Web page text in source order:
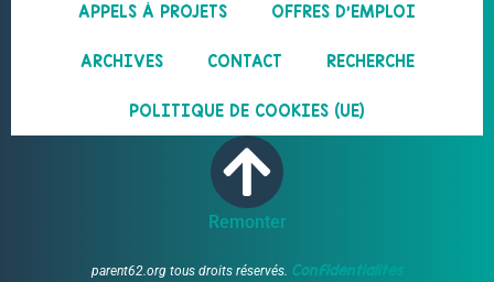
APPELS À PROJETS OFFRES D’EMPLOI
ARCHIVES CONTACT RECHERCHE
POLITIQUE DE COOKIES (UE)
Remonter
parent62.org tous droits réservés. Confidentialités